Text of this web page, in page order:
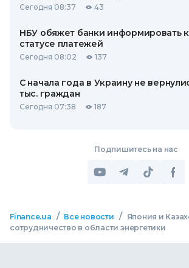
Сегодня 08:37 43
НБУ обяжет банки информировать
статусе платежей
Сегодня 08:02 137
С начала года в Украину не
тыс. граждан
Сегодня 07:38 187
Подпишитесь на нас
Finance.ua / Все новости /
Япония и
сотрудничество в области энергетики